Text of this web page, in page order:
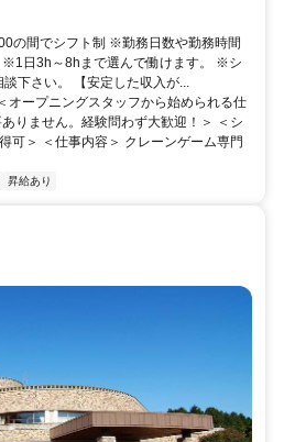
ださい。
の間でシフト制 ※勤務日数や勤務時間
※1日3h～8hまで選んで働けます。 ※シ
下さい。 【安定した収入が...
オープニングスタッフから始められる仕
りません。経験問わず大歓迎！＞ ＜シ
可＞ ＜仕事内容＞ クレーンゲーム専門
昇給あり